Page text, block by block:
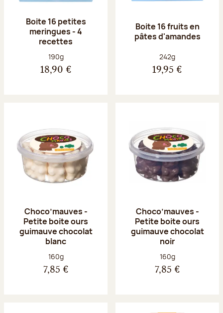
Boite 16 petites
meringues - 4
recettes
Poids net :
190g
18,90 €
Boite 16 fruits en
pâtes d'amandes
Poids net :
242g
19,95 €
Choco’mauves -
Petite boite ours
guimauve chocolat
blanc
Poids net :
160g
7,85 €
Choco’mauves -
Petite boite ours
guimauve chocolat
noir
Poids net :
160g
7,85 €